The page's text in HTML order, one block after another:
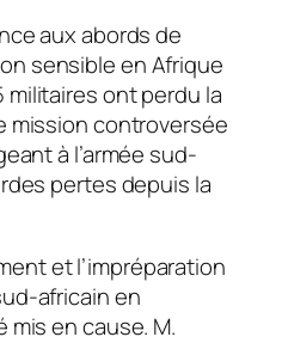
aux abords de
sensible en Afrique
militaires ont perdu la
mission controversée
à l’armée sud-
pertes depuis la
et l’impréparation
africain en
en cause. M.